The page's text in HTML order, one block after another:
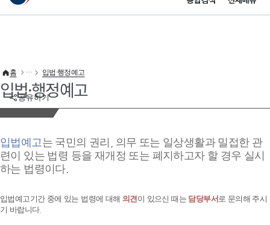
이 누리집은 대한민국 공식 전자정부 누리집입니다.
공유하기
홈 입법·행정예고
입법·행정예고
입법예고는 국민의 권리, 의무 또는 일상생활과 밀접한 관
련이 있는 법령 등을 재개정 또는 폐지하고자 할 경우 실시
하는 법령이다.
입법예고기간 중에 있는 법령에 대해 의견이 있으신 때는 담당부서 로 문의해 주시
기 바랍니다.